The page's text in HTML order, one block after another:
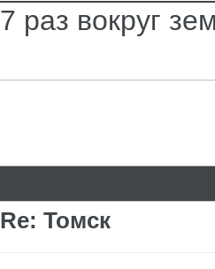
7 раз вокруг
Re: Томск